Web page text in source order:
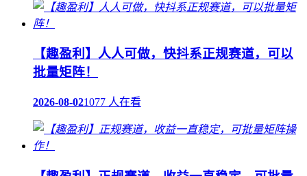
【趣盈利】人人可做，快抖系正规赛道，可以
批量矩阵！
2026-08-021077 人在看